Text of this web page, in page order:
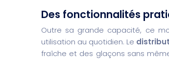
Des fonctionnalités
Outre sa grande capacité, ce
utilisation au quotidien. Le
fraîche et des glaçons sans